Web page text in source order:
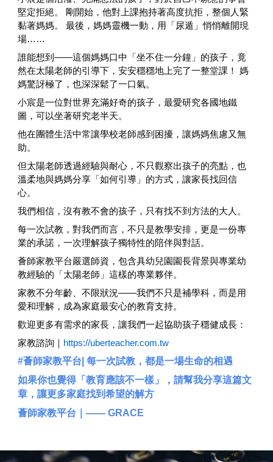
堅定拒絕。 剛開始，他對上課抱持著高度抗拒，整個人緊
黏著媽媽。 最後，媽媽靈機一動，用「尿遁」悄悄離開現
場……
誰能想到——這個媽媽口中「坐不住一分鐘」的孩子，竟
然在太陽老師的引導下，安安穩穩地上完了一整堂課！ 媽
媽驚訝極了，也深深鬆了一口氣。
小宸是一位對世界充滿好奇的孩子，最愛研究各國地鐵
圖，可以坐著研究老半天。
他在團體生活中常讓學校老師感到困擾，讓媽媽焦慮又無
助。
但太陽老師透過經驗與耐心，不只觀察出孩子的亮點，也
溫柔地與媽媽分享「如何引導」的方式，讓家長找回信
心。
我們相信，沒有教不會的孩子，只有找不到方法的大人。
每一次試教，對我們而言，不只是教學安排，更是一份專
業的承諾，一次理解孩子獨特性的陪伴與對話。
薈師家教平台嚴選師資，包含具幼兒園園長背景與專業幼
教經驗的「太陽老師」這樣的專業夥伴。
家教不分年齡、不限狀況——我們不只是補學科，而是用
愛和理解，成為家庭最安心的教育支持。
歡迎更多有需求的家長，讓我們一起協助孩子穩健成長：
家教諮詢｜ https://uberteacher.com.tw
#薈師家教平台 | 每一次試教，都是一場生命的相遇
如果你也覺得「教育應該不一樣」，請幫我分享這篇文
章，讓更多家庭找到希望的解方
薈師家教平台｜—— GRACE